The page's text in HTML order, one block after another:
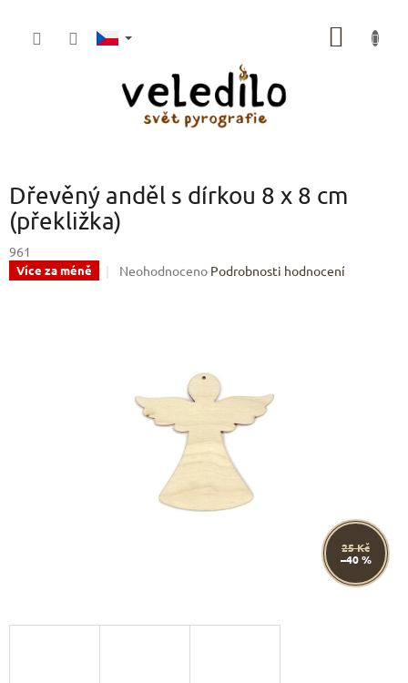
Dřevěný anděl s dírkou 8 x 8 cm
(překližka)
961
Více za méně
Průměrné
Neohodnoceno Podrobnosti hodnocení
25 Kč
–40 %